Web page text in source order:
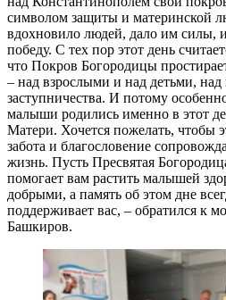
символом защиты и материнской
вдохновило людей, дало им силы,
победу. С тех пор этот день
что Покров Богородицы
– над взрослыми и над детьми, над
заступничества. И потому
малыши родились именно в этот
Матери. Хочется пожелать, чтобы
забота и благословение
жизнь. Пусть Пресвятая
помогает вам растить малышей
добрыми, а память об этом дне
поддерживает вас, – обратился к
Башкиров.